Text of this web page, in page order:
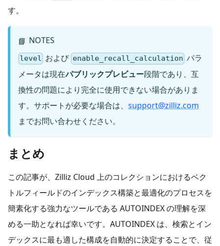
す。
📘 NOTES
level および enable_recall_calculation パラ
メータは現在パブリックプレビュー段階であり、互
換性の問題により完全に使用できない場合がありま
す。サポートが必要な場合は、 support@zilliz.com
までお問い合わせください。
まとめ
この記事が、Zilliz Cloud 上のコレクションにおけるベク
トルフィールドのインデックス構築と最適化のプロセスを
簡素化する強力なツールである AUTOINDEX の理解を深
める一助となれば幸いです。AUTOINDEX は、検索とイン
デックスに最も適した構成を自動的に決定することで、従